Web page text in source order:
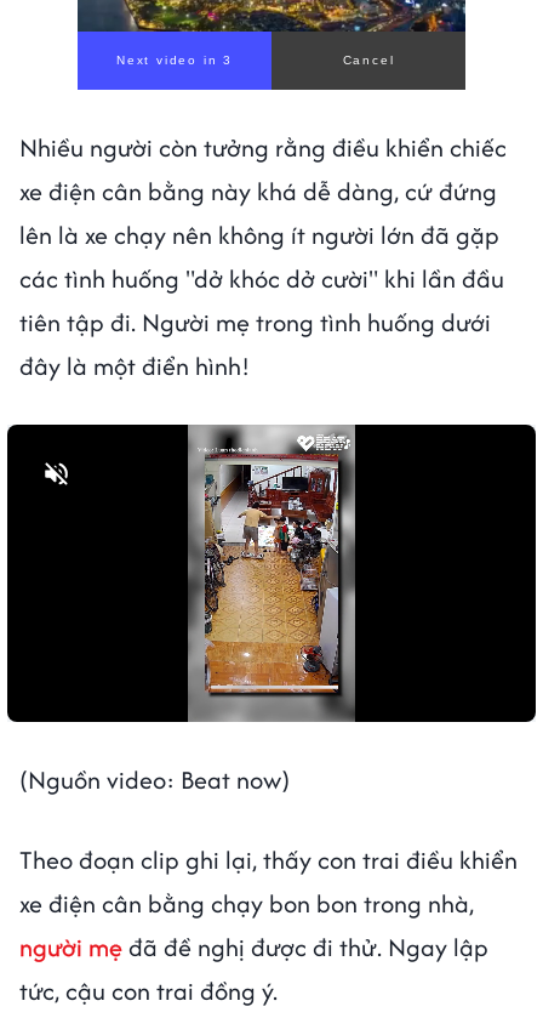
Next video in 1 Cancel
Nhiều người còn tưởng rằng điều khiển chiếc
xe điện cân bằng này khá dễ dàng, cứ đứng
lên là xe chạy nên không ít người lớn đã gặp
các tình huống "dở khóc dở cười" khi lần đầu
tiên tập đi. Người mẹ trong tình huống dưới
đây là một điển hình!
(Nguồn video: Beat now)
Theo đoạn clip ghi lại, thấy con trai điều khiển
xe điện cân bằng chạy bon bon trong nhà,
người mẹđã đề nghị được đi thử. Ngay lập
tức, cậu con trai đồng ý.